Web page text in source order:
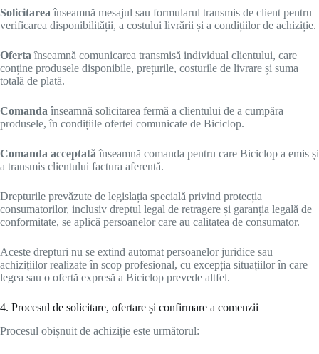
Solicitarea înseamnă mesajul sau formularul transmis de client pentru
verificarea disponibilității, a costului livrării și a condițiilor de achiziție.
Oferta înseamnă comunicarea transmisă individual clientului, care
conține produsele disponibile, prețurile, costurile de livrare și suma
totală de plată.
Comanda înseamnă solicitarea fermă a clientului de a cumpăra
produsele, în condițiile ofertei comunicate de Biciclop.
Comanda acceptată înseamnă comanda pentru care Biciclop a emis și
a transmis clientului factura aferentă.
Drepturile prevăzute de legislația specială privind protecția
consumatorilor, inclusiv dreptul legal de retragere și garanția legală de
conformitate, se aplică persoanelor care au calitatea de consumator.
Aceste drepturi nu se extind automat persoanelor juridice sau
achizițiilor realizate în scop profesional, cu excepția situațiilor în care
legea sau o ofertă expresă a Biciclop prevede altfel.
4. Procesul de solicitare, ofertare și confirmare a comenzii
Procesul obișnuit de achiziție este următorul: